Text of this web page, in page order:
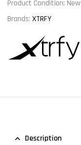
Product Condition: New
Brands: XTRFY
Description